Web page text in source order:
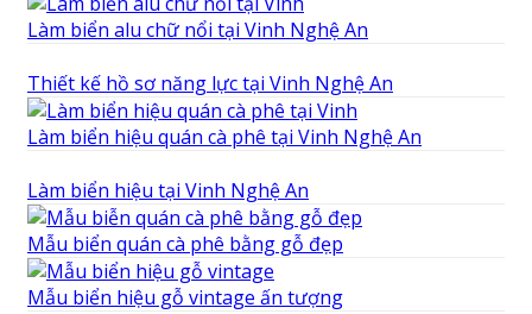
Làm biển alu chữ nổi tại Vinh Nghệ An
Thiết kế hồ sơ năng lực tại Vinh Nghệ An
Làm biển hiệu quán cà phê tại Vinh Nghệ An
Làm biển hiệu tại Vinh Nghệ An
Mẫu biển quán cà phê bằng gỗ đẹp
Mẫu biển hiệu gỗ vintage ấn tượng